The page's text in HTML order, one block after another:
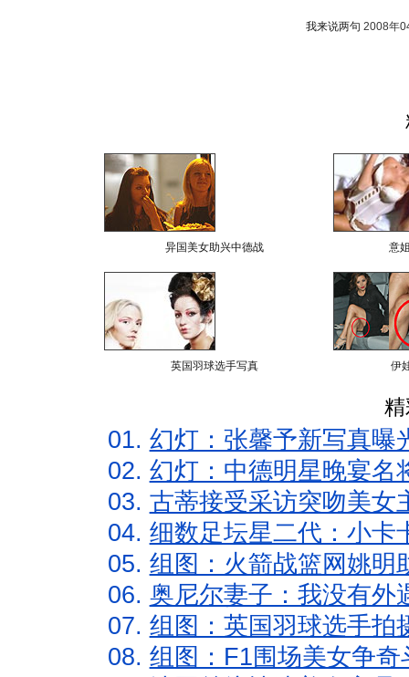
我来说两句 2008年
异国美女助兴中德战 意
英国羽球选手写真 伊
01. 幻灯：张馨予新写真曝
02. 幻灯：中德明星晚宴名
03. 古蒂接受采访突吻美女
04. 细数足坛星二代：小卡
05. 组图：火箭战篮网姚明
06. 奥尼尔妻子：我没有外
07. 组图：英国羽球选手拍
08. 组图：F1围场美女争